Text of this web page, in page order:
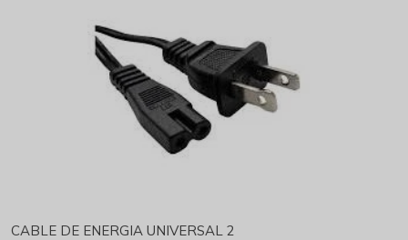
CABLE DE ENERGIA UNIVERSAL 2